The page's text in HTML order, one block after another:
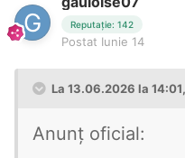
Reputație: 142
Postat Iunie 14
La 13.06.2026 la 14:01,
Anunț oficial: